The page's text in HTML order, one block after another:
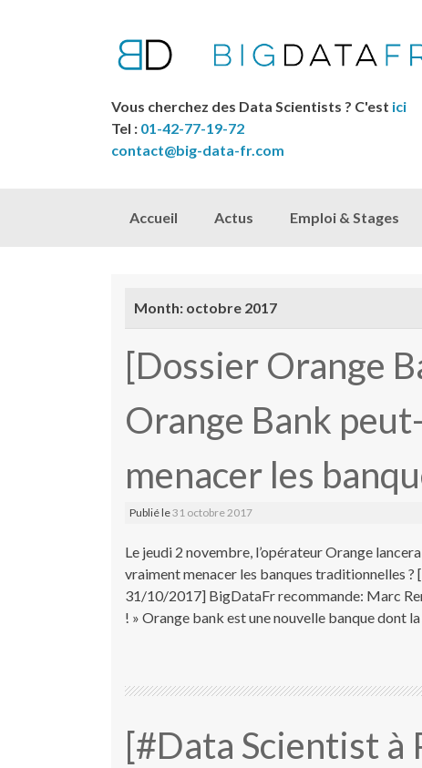
Vous cherchez des Data Scientists ? C'est ici
Tel : 01-42-77-19-72
contact@big-data-fr.com
Skip to content
Accueil Actus Emploi & Stages
Month: octobre 2017
[Dossier Orange
Orange Bank
menacer les
Publié le31 octobre 2017
Le jeudi 2 novembre, l’opérateur Orange
vraiment menacer les banques traditionnelles ?
31/10/2017] BigDataFr recommande: Marc
! » Orange bank est une nouvelle banque dont
[#Data Scientist à